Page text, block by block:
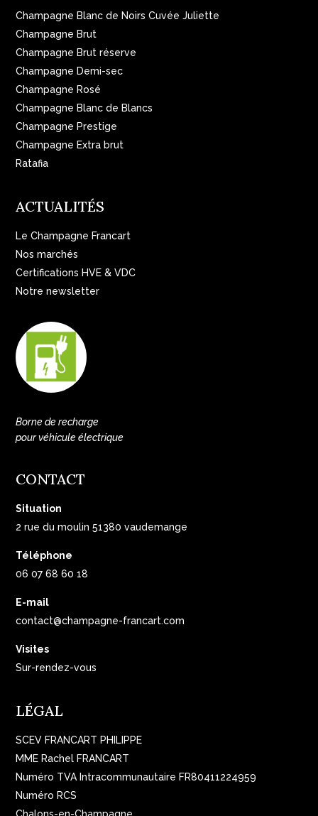
Champagne Blanc de Noirs Cuvée Juliette
Champagne Brut
Champagne Brut réserve
Champagne Demi-sec
Champagne Rosé
Champagne Blanc de Blancs
Champagne Prestige
Champagne Extra brut
Ratafia
ACTUALITÉS
Le Champagne Francart
Nos marchés
Certifications HVE & VDC
Notre newsletter
Borne de recharge
pour véhicule électrique
CONTACT
Situation
2 rue du moulin 51380 vaudemange
Téléphone
06 07 68 60 18
E-mail
contact@champagne-francart.com
Visites
Sur-rendez-vous
LÉGAL
SCEV FRANCART PHILIPPE
MME Rachel FRANCART
Numéro TVA Intracommunautaire FR80411224959
Numéro RCS